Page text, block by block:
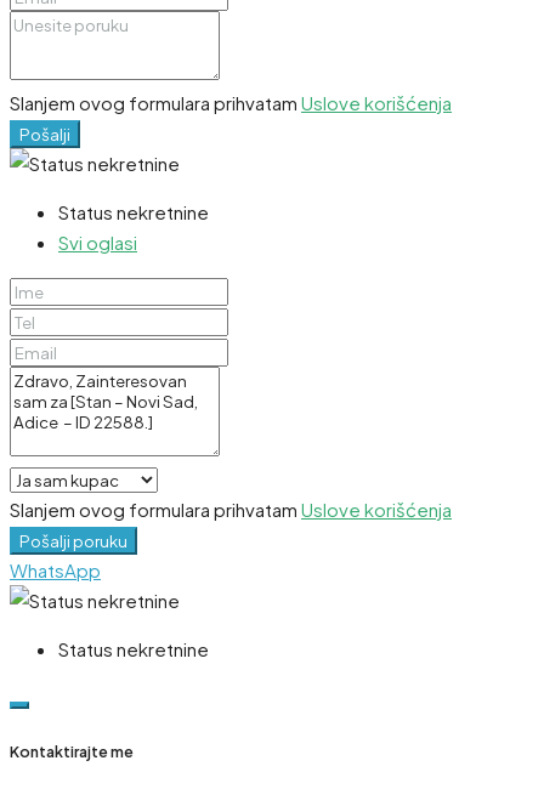
Slanjem ovog formulara prihvatam Uslove korišćenja
Pošalji
Status nekretnine
Svi oglasi
Slanjem ovog formulara prihvatam Uslove korišćenja
Pošalji poruku
WhatsApp
Status nekretnine
Kontaktirajte me